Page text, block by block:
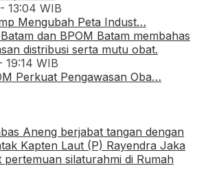
13:04 WIB
Mengubah Peta Indust…
WIB
Perkuat Pengawasan Oba…